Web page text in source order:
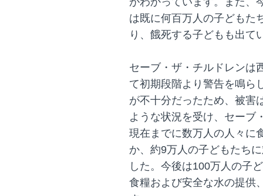
は既に何百万人の子どもた
り、餓死する子どもも出て
セーブ・ザ・チルドレンは
て初期段階より警告を鳴ら
が不十分だったため、被害
ような状況を受け、セーブ
現在までに数万人の人々に
か、約9万人の子どもたち
した。今後は100万人の子
食糧および安全な水の提供